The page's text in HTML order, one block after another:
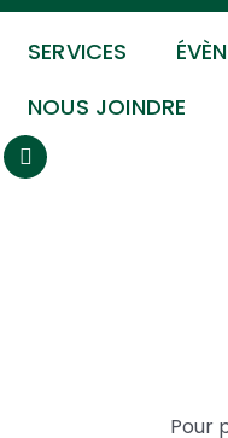
SERVICES
NOUS JOINDRE
Pour